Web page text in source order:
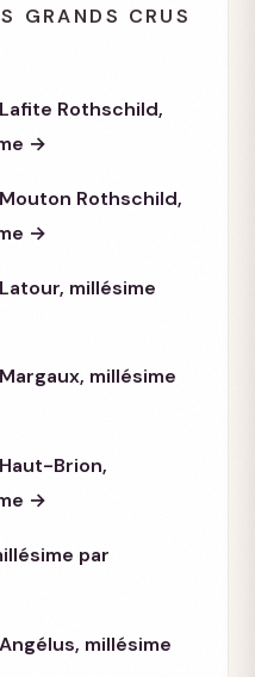
il dépasse plusieurs
impériale s'est adjugée
: c'est aussi l'un des
plateau et très liquide se
; une légende ancienne
état irréprochables ;
à céder sans attendre.
GRANDS CRUS
Rothschild,
→
Rothschild,
→
millésime
millésime
Brion,
→
par
millésime